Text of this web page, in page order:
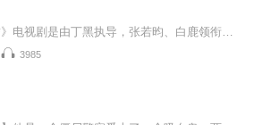
3985